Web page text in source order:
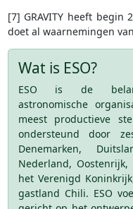
[7] GRAVITY heeft begin
doet al waarnemingen
Wat is ESO?
ESO is de
astronomische
meest productieve
ondersteund door
Denemarken,
Nederland,
het Verenigd
gastland Chili. ESO